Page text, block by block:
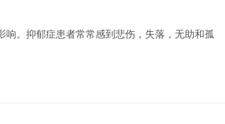
。抑郁症患者常常感到悲伤，失落，无助和孤